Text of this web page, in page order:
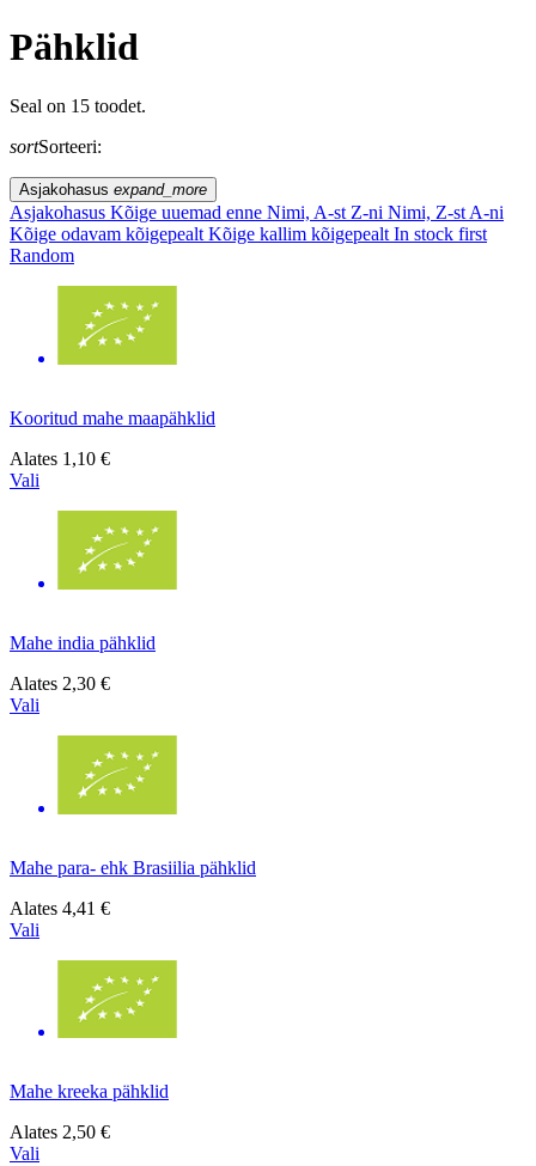
EL sisene / EL väline?
Hind
Pähklid
Seal on 15 toodet.
sortSorteeri:
Asjakohasus expand_more
Asjakohasus Kõige uuemad enne Nimi, A-st Z-ni Nimi, Z-st A-ni
Kõige odavam kõigepealt Kõige kallim kõigepealt In stock first
Random
Kooritud mahe maapähklid
Alates 1,10 €
Vali
Mahe india pähklid
Alates 2,30 €
Vali
Mahe para- ehk Brasiilia pähklid
Alates 4,41 €
Vali
Mahe kreeka pähklid
Alates 2,50 €
Vali